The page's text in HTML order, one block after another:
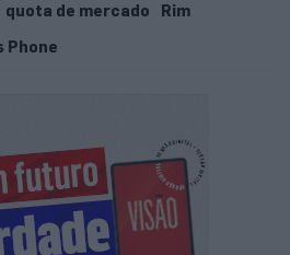
quota de mercado
Rim
Phone